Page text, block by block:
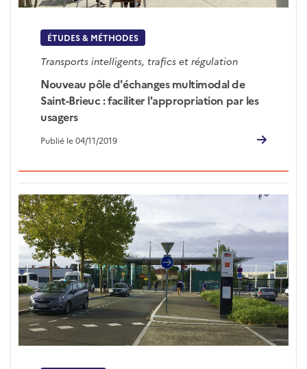
ÉTUDES & MÉTHODES
Transports intelligents, trafics et régulation
Nouveau pôle d'échanges multimodal de
Saint-Brieuc : faciliter l'appropriation par les
usagers
Publié le 04/11/2019